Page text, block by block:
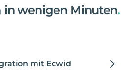
in wenigen Minuten.
mit Ecwid